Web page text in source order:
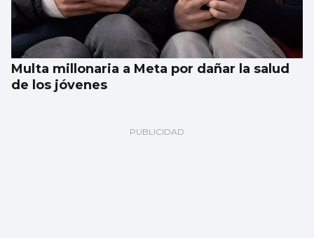
Multa millonaria a Meta por dañar la salud
de los jóvenes